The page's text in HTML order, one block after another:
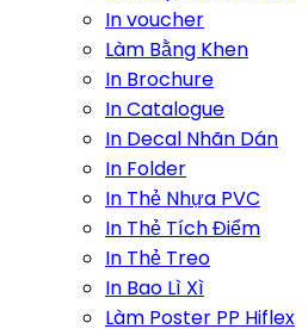
In voucher
Làm Bằng Khen
In Brochure
In Catalogue
In Decal Nhãn Dán
In Folder
In Thẻ Nhựa PVC
In Thẻ Tích Điểm
In Thẻ Treo
In Bao Lì Xì
Làm Poster PP Hiflex